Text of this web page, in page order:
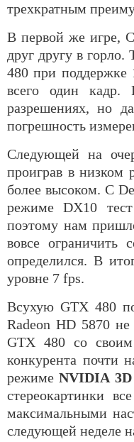
трехкратным
В первой же игре,
друг другу в горло.
480 при поддержке
всего один кадр.
разрешениях, но
погрешность
Следующей на
проиграв в низком
более высоком. С
режиме DX10
поэтому нам
вовсе
определился. В
уровне 7 fps.
Всухую GTX 480
Radeon HD 5870
GTX 480 со
конкурента почти
режимеNVIDIA
стереокартинки
максимальными
следующей неделе